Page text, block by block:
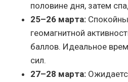
половине дня, затем
25–26 марта:
геомагнитной
баллов. Идеальное
сил.
27–28 марта: